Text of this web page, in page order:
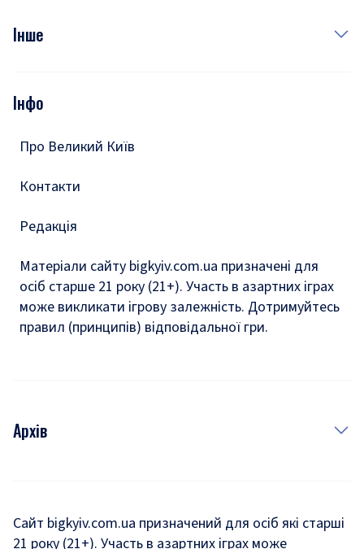
Фото
Подкасти
Інше
Тести
Інфо
Про Великий Київ
Контакти
Редакція
Матеріали сайту bigkyiv.com.ua призначені для
осіб старше 21 року (21+). Участь в азартних іграх
може викликати ігрову залежність. Дотримуйтесь
правил (принципів) відповідальної гри.
Архів
Комуналка
Сайт bigkyiv.com.ua призначений для осіб які старші
21 року (21+). Участь в азартних іграх може